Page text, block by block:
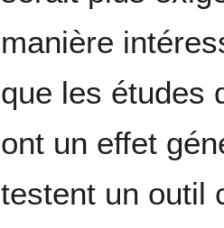
manière
que les études
ont un effet
testent un outil